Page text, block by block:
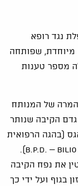
נגד רופא
מיוחדת, שפותחה
מספר טענות
המרה של המנותח
הקיבה שנותר
(בהגה הרפואית
נקרא הניתוח B.P.D. – BILIO PANCREATIC DIVERSION).
את נפח הקיבה
בגוף ועל ידי כך